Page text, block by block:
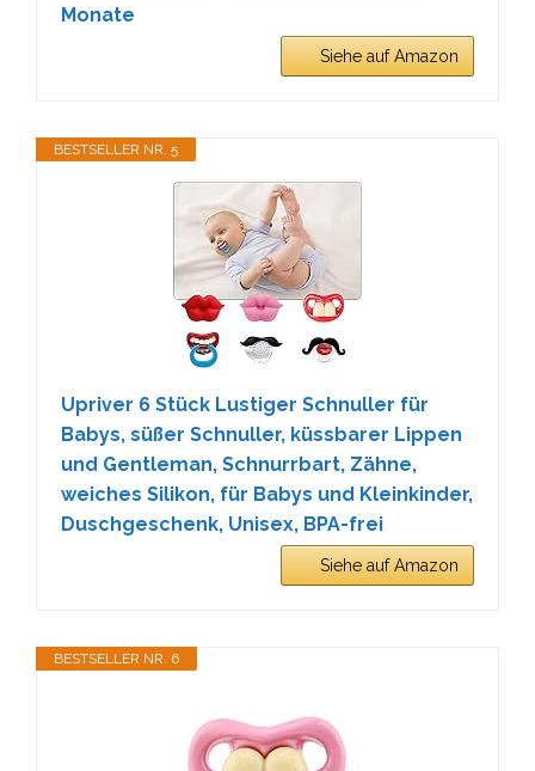
Monate
Siehe auf Amazon
BESTSELLER NR. 5
Upriver 6 Stück Lustiger Schnuller für
Babys, süßer Schnuller, küssbarer Lippen
und Gentleman, Schnurrbart, Zähne,
weiches Silikon, für Babys und Kleinkinder,
Duschgeschenk, Unisex, BPA-frei
Siehe auf Amazon
BESTSELLER NR. 6